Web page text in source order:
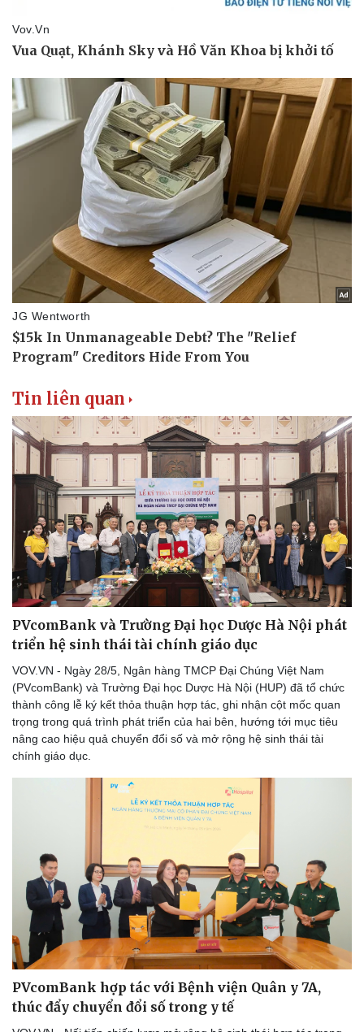
Doanh nghiệp
Thông tin doanh nghiệp
Doanh nghiệp 24h
Doanh nhân
Vì cộng đồng
Công nghệ
Sành điệu
Tin Công nghệ
Trải nghiệm
Chuyển đổi số
Tin liên quan
PVcomBank và Trường Đại học Dược Hà Nội phát
triển hệ sinh thái tài chính giáo dục
VOV.VN - Ngày 28/5, Ngân hàng TMCP Đại Chúng Việt Nam
(PVcomBank) và Trường Đại học Dược Hà Nội (HUP) đã tổ chức
thành công lễ ký kết thỏa thuận hợp tác, ghi nhận cột mốc quan
trọng trong quá trình phát triển của hai bên, hướng tới mục tiêu
nâng cao hiệu quả chuyển đổi số và mở rộng hệ sinh thái tài
chính giáo dục.
PVcomBank hợp tác với Bệnh viện Quân y 7A,
thúc đẩy chuyển đổi số trong y tế